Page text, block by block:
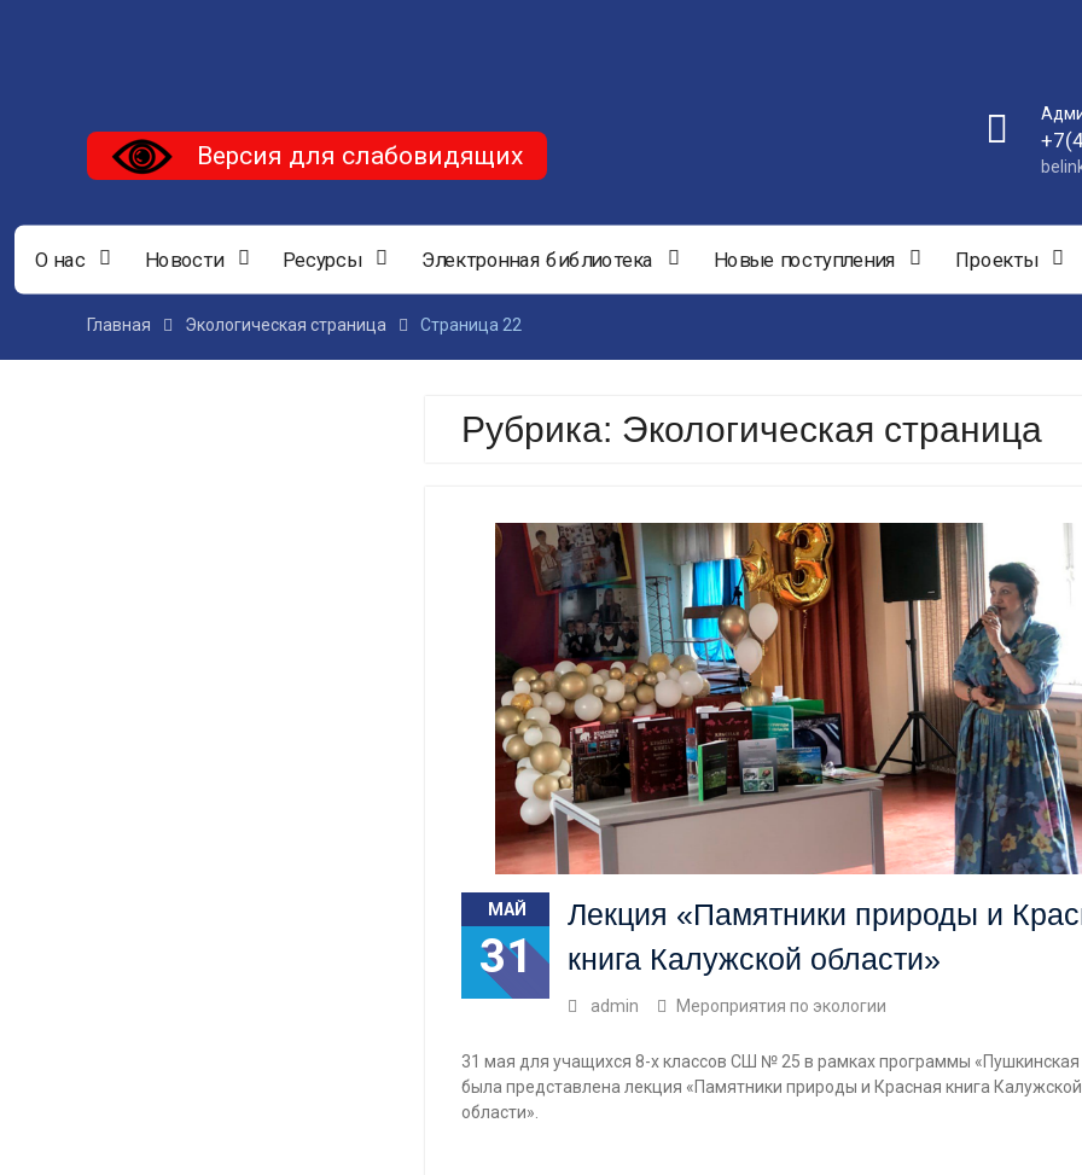
Версия для слабовидящих
О нас Новости Ресурсы Электронная библиотека Новые поступления Проекты
Главная Экологическая страница Страница 22
Рубрика: Экологическая страница
МАЙ
31
Лекция «Памятники природы и
книга Калужской области»
admin Мероприятия по экологии
31 мая для учащихся 8-х классов СШ № 25 в рамках программы «Пушкинская
была представлена лекция «Памятники природы и Красная книга Калужской
области».